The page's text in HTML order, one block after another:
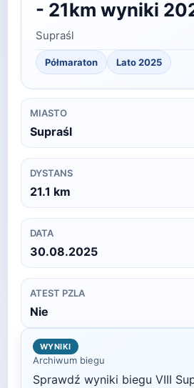
- 21km wyniki
Supraśl
Półmaraton Lato2025
MIASTO
Supraśl
DYSTANS
21.1 km
DATA
30.08.2025
ATEST PZLA
Nie
WYNIKI
Archiwum biegu
Sprawdź wyniki biegu VIII